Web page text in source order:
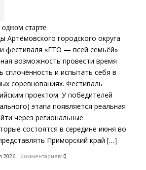
старте
Артёмовского городского округа
фестиваля «ГТО — всей семьёй»
возможность провести время
сплочённость и испытать себя в
соревнованиях. Фестиваль
проектом. У победителей
этапа появляется реальная
через региональные
состоятся в середине июня во
Приморский край […]
2026 Комментариев: 0